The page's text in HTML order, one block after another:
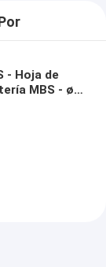
- Hoja de
MBS - ø